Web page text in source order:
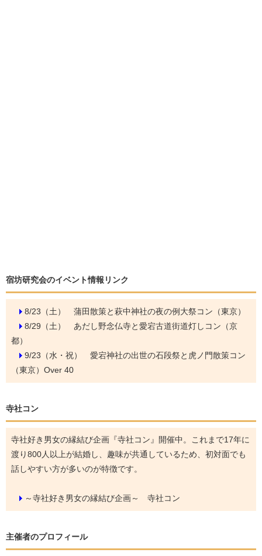
宿坊研究会のイベント情報リンク
8/23（土） 蒲田散策と萩中神社の夜の例大祭コン（東京）
8/29（土） あだし野念仏寺と愛宕古道街道灯しコン（京
都）
9/23（水・祝） 愛宕神社の出世の石段祭と虎ノ門散策コン
（東京）Over 40
寺社コン
寺社好き男女の縁結び企画『寺社コン』開催中。これまで17年に
渡り800人以上が結婚し、趣味が共通しているため、初対面でも
話しやすい方が多いのが特徴です。
～寺社好き男女の縁結び企画～ 寺社コン
主催者のプロフィール